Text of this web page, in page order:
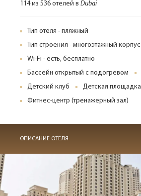
114 из 536 отелей в Dubai
Тип отеля - пляжный
Тип строения - многоэтажный корпус
Wi-Fi - есть, бесплатно
Бассейн открытый с подогревом
Детский клуб
Детская площадка
Фитнес-центр (тренажерный зал)
ОПИСАНИЕ ОТЕЛЯ